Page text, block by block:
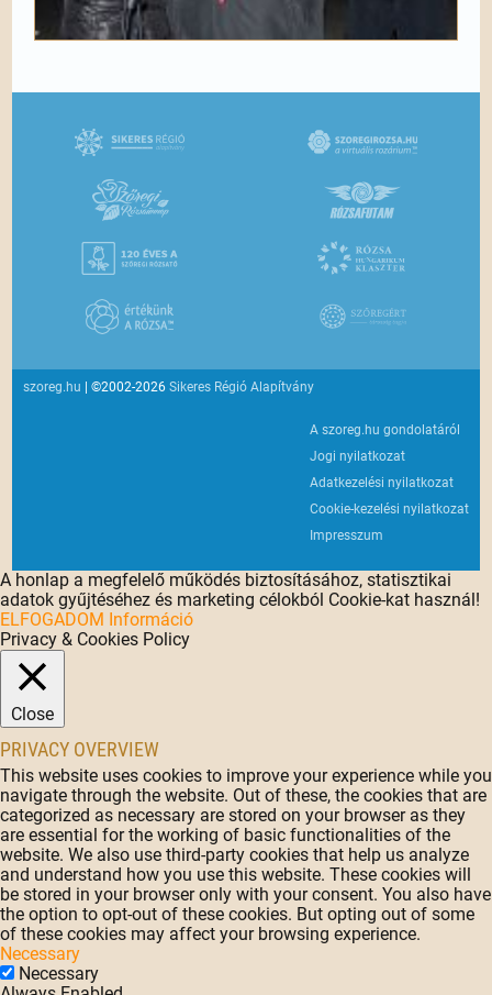
szoreg.hu | ©2002-2026Sikeres Régió Alapítvány
A szoreg.hu gondolatáról
Jogi nyilatkozat
Adatkezelési nyilatkozat
Cookie-kezelési nyilatkozat
Impresszum
A honlap a megfelelő működés biztosításához, statisztikai
adatok gyűjtéséhez és marketing célokból Cookie-kat használ!
ELFOGADOM Információ
Privacy & Cookies Policy
Close
PRIVACY OVERVIEW
This website uses cookies to improve your experience while you
navigate through the website. Out of these, the cookies that are
categorized as necessary are stored on your browser as they
are essential for the working of basic functionalities of the
website. We also use third-party cookies that help us analyze
and understand how you use this website. These cookies will
be stored in your browser only with your consent. You also have
the option to opt-out of these cookies. But opting out of some
of these cookies may affect your browsing experience.
Necessary
Necessary